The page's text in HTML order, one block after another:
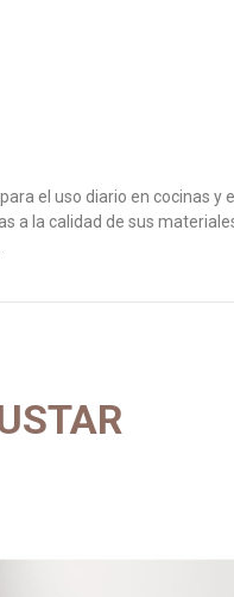
el uso diario en cocinas
la calidad de sus